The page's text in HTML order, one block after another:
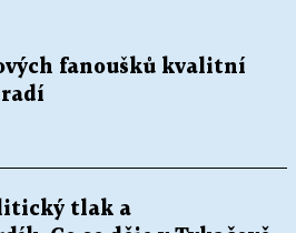
fanoušků kvalitní
tlak a